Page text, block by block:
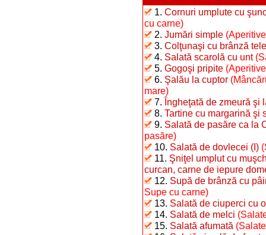
1. Cornuri umplute cu
cu carne)
2. Jumări simple
3. Colţunaşi cu brânză
4. Salată scarolă cu unt
5. Gogoşi pripite
6. Şalău la cuptor
mare)
7. Îngheţată de zmeură şi
8. Tartine cu margarină şi
9. Salată de pasăre ca la
pasăre)
10. Salată de dovlecei (I)
11. Şniţel umplut cu
curcan, carne de iepure
12. Supă de brânză cu
Supe cu carne)
13. Salată de ciuperci cu
14. Salată de melci
15. Salată afumată